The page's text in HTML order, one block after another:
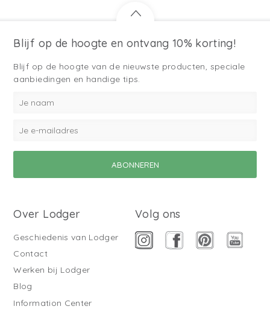
Blijf op de hoogte en ontvang 10% korting!
Blijf op de hoogte van de nieuwste producten, speciale
aanbiedingen en handige tips.
Over Lodger
Geschiedenis van Lodger
Contact
Werken bij Lodger
Blog
Information Center
Volg ons